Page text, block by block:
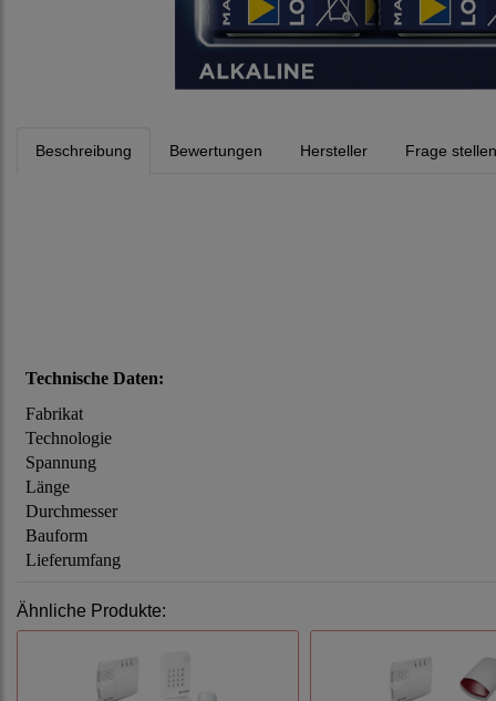
Beschreibung Bewertungen Hersteller Frage stellen
Technische Daten:
Fabrikat
Technologie
Spannung
Länge
Durchmesser
Bauform
Lieferumfang
Ähnliche Produkte: